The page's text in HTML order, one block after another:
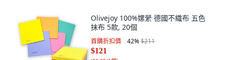
Olivejoy 100%嫘縈 德國不織布 五色
抹布 5款, 20個
首購折扣價 42%$211
$121